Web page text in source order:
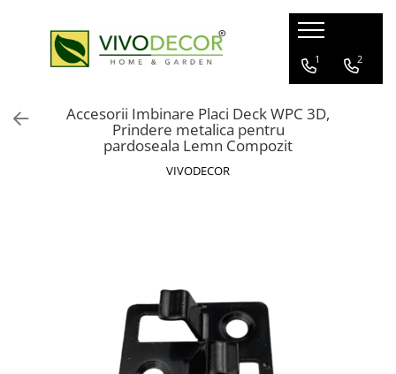
ALUMINIU GARD
BALCOANE ALUMINIU
PROFILE GARD ALUMINIU
GARD VIU ARTIFICIAL
PANOURI PLANTE ARTIFICIALE
FERONERIE
POARTA CULISANTA
POARTA AUTOPORTANTA
1 2
Accesorii Imbinare Placi Deck WPC 3D,
Prindere metalica pentru
pardoseala Lemn Compozit
VIVODECOR